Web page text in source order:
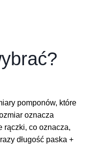
pomponów, które
oznacza
rączki, co oznacza,
długość paska +